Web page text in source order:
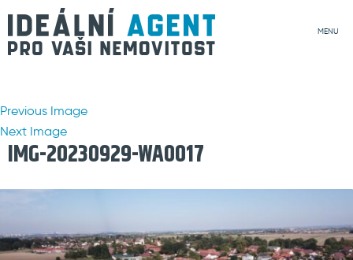
MENU
Previous Image
Next Image
IMG-20230929-WA0017